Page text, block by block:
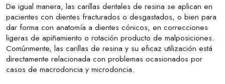
De igual manera, las carillas dentales de resina se aplican en
pacientes con dientes fracturados o desgastados, o bien para
dar forma con anatomía a dientes cónicos, en correcciones
ligeras de apiñamiento o rotación producto de malposiciones.
Comúnmente, las carillas de resina y su eficaz utilización está
directamente relacionada con problemas ocasionados por
casos de macrodoncia y microdoncia.